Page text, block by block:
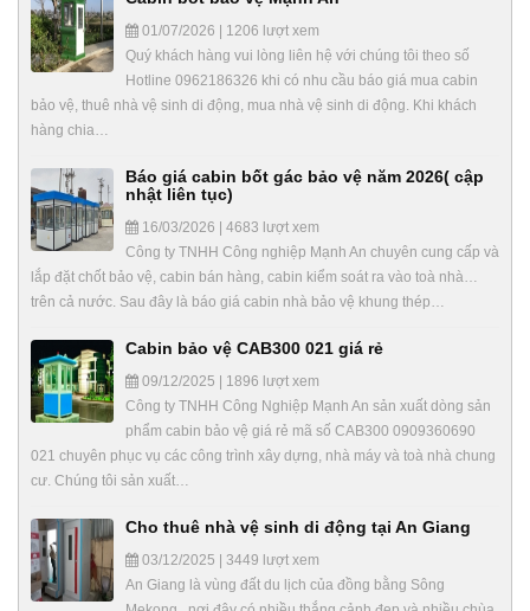
01/07/2026 | 1206 lượt xem
Quý khách hàng vui lòng liên hệ với chúng tôi theo số
Hotline 0962186326 khi có nhu cầu báo giá mua cabin
bảo vệ, thuê nhà vệ sinh di động, mua nhà vệ sinh di động. Khi khách
hàng chia…
Báo giá cabin bốt gác bảo vệ năm 2026( cập
nhật liên tục)
16/03/2026 | 4683 lượt xem
Công ty TNHH Công nghiệp Mạnh An chuyên cung cấp và
lắp đặt chốt bảo vệ, cabin bán hàng, cabin kiểm soát ra vào toà nhà…
trên cả nước. Sau đây là báo giá cabin nhà bảo vệ khung thép…
Cabin bảo vệ CAB300 021 giá rẻ
09/12/2025 | 1896 lượt xem
Công ty TNHH Công Nghiệp Mạnh An sản xuất dòng sản
phẩm cabin bảo vệ giá rẻ mã số CAB300 0909360690
021 chuyên phục vụ các công trình xây dựng, nhà máy và toà nhà chung
cư. Chúng tôi sản xuất…
Cho thuê nhà vệ sinh di động tại An Giang
03/12/2025 | 3449 lượt xem
An Giang là vùng đất du lịch của đồng bằng Sông